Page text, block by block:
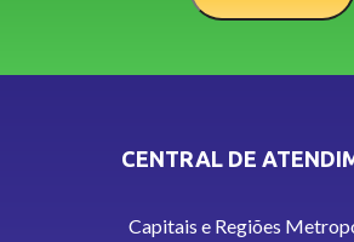
CENTRAL DE
Capitais e Regiões